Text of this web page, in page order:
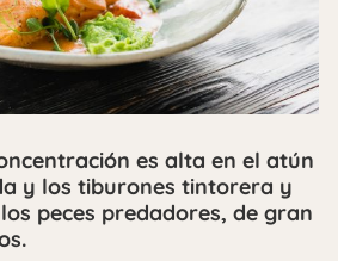
es alta en el atún
y los tiburones tintorera y
peces predadores, de gran